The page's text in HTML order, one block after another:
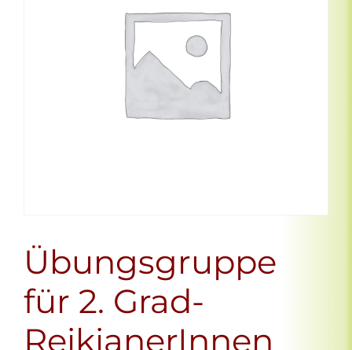
Übungsgruppe
für 2. Grad-
ReikianerInnen